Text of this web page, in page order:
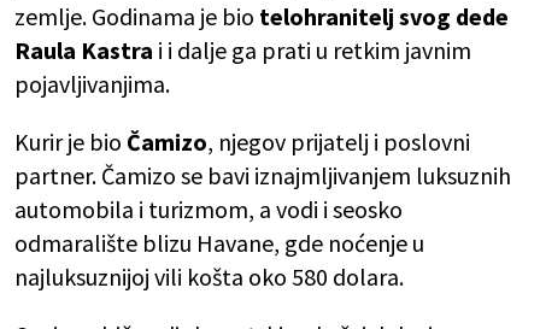
zemlje. Godinama je bio telohranitelj svog dede
Raula Kastra i i dalje ga prati u retkim javnim
pojavljivanjima.
Kurir je bio Čamizo, njegov prijatelj i poslovni
partner. Čamizo se bavi iznajmljivanjem luksuznih
automobila i turizmom, a vodi i seosko
odmaralište blizu Havane, gde noćenje u
najluksuznijoj vili košta oko 580 dolara.